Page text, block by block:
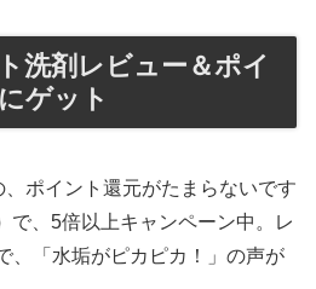
洗剤レビュー＆ポイ
ゲット
ポイント還元がたまらないです
で、5倍以上キャンペーン中。レ
、「水垢がピカピカ！」の声が